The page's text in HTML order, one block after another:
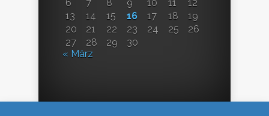
6
7 8 9 10 11
12
13
14 15 16 17 18
19
20
21 22 23 24 25
26
27
28 29
30
« März